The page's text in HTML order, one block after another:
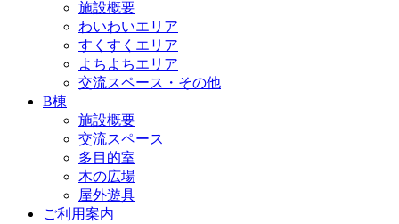
施設概要
わいわいエリア
すくすくエリア
よちよちエリア
交流スペース・その他
B棟
施設概要
交流スペース
多目的室
木の広場
屋外遊具
ご利用案内